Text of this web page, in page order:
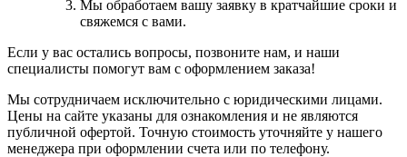
Мы обработаем вашу заявку в кратчайшие сроки и
свяжемся с вами.
Если у вас остались вопросы, позвоните нам, и наши
специалисты помогут вам с оформлением заказа!
Мы сотрудничаем исключительно с юридическими лицами.
Цены на сайте указаны для ознакомления и не являются
публичной офертой. Точную стоимость уточняйте у нашего
менеджера при оформлении счета или по телефону.